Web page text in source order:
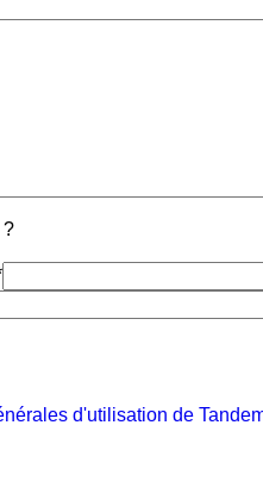
?
d'utilisation de